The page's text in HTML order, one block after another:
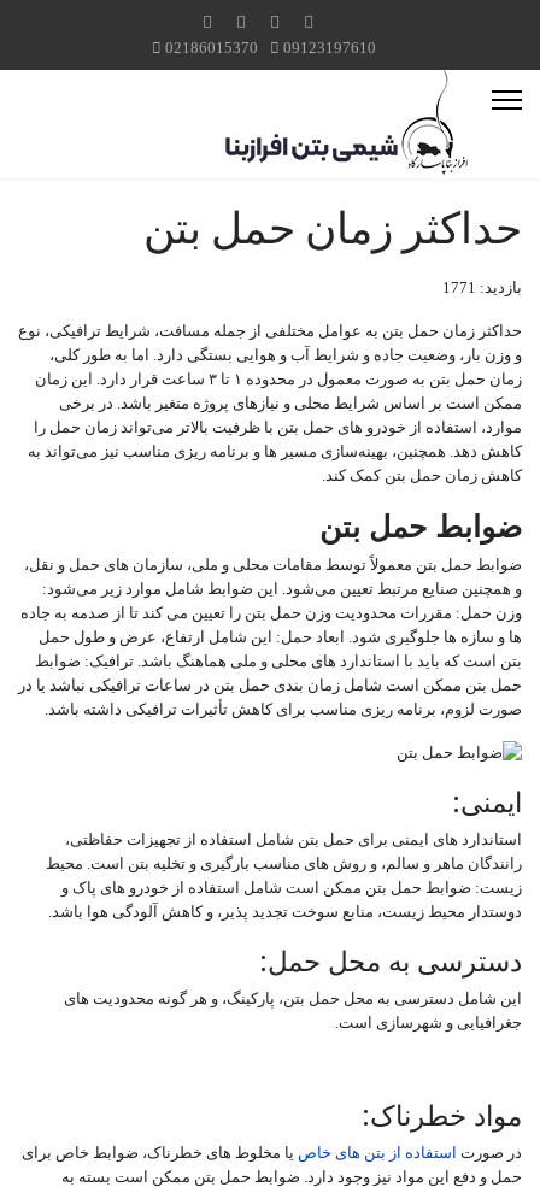
02186015370 09123197610
حداکثر زمان حمل بتن
بازدید: 1771
حداکثر زمان حمل بتن به عوامل مختلفی از جمله مسافت، شرایط ترافیکی، نوع
و وزن بار، وضعیت جاده و شرایط آب و هوایی بستگی دارد. اما به طور کلی،
زمان حمل بتن به صورت معمول در محدوده ۱ تا ۳ ساعت قرار دارد. این زمان
ممکن است بر اساس شرایط محلی و نیازهای پروژه متغیر باشد. در برخی
موارد، استفاده از خودرو های حمل بتن با ظرفیت بالاتر می‌تواند زمان حمل را
کاهش دهد. همچنین، بهینه‌سازی مسیر ها و برنامه‌ ریزی مناسب نیز می‌تواند به
کاهش زمان حمل بتن کمک کند.
ضوابط حمل بتن
ضوابط حمل بتن معمولاً توسط مقامات محلی و ملی، سازمان ‌های حمل و نقل،
و همچنین صنایع مرتبط تعیین می‌شود. این ضوابط شامل موارد زیر می‌شود:
وزن حمل: مقررات محدودیت وزن حمل بتن را تعیین می‌ کند تا از صدمه به جاده‌
ها و سازه‌ ها جلوگیری شود. ابعاد حمل: این شامل ارتفاع، عرض و طول حمل
بتن است که باید با استاندارد های محلی و ملی هماهنگ باشد. ترافیک: ضوابط
حمل بتن ممکن است شامل زمان ‌بندی حمل بتن در ساعات ترافیکی نباشد یا در
صورت لزوم، برنامه‌ ریزی مناسب برای کاهش تأثیرات ترافیکی داشته باشد.
ایمنی:
استاندارد های ایمنی برای حمل بتن شامل استفاده از تجهیزات حفاظتی،
رانندگان ماهر و سالم، و روش ‌های مناسب بارگیری و تخلیه بتن است. محیط
زیست: ضوابط حمل بتن ممکن است شامل استفاده از خودرو های پاک و
دوستدار محیط زیست، منابع سوخت تجدید پذیر، و کاهش آلودگی هوا باشد.
دسترسی به محل حمل:
این شامل دسترسی به محل حمل بتن، پارکینگ، و هر گونه محدودیت‌ های
جغرافیایی و شهرسازی است.
مواد خطرناک:
در صورت استفاده از بتن‌ های خاص یا مخلوط‌ های خطرناک، ضوابط خاص برای
حمل و دفع این مواد نیز وجود دارد. ضوابط حمل بتن ممکن است بسته به